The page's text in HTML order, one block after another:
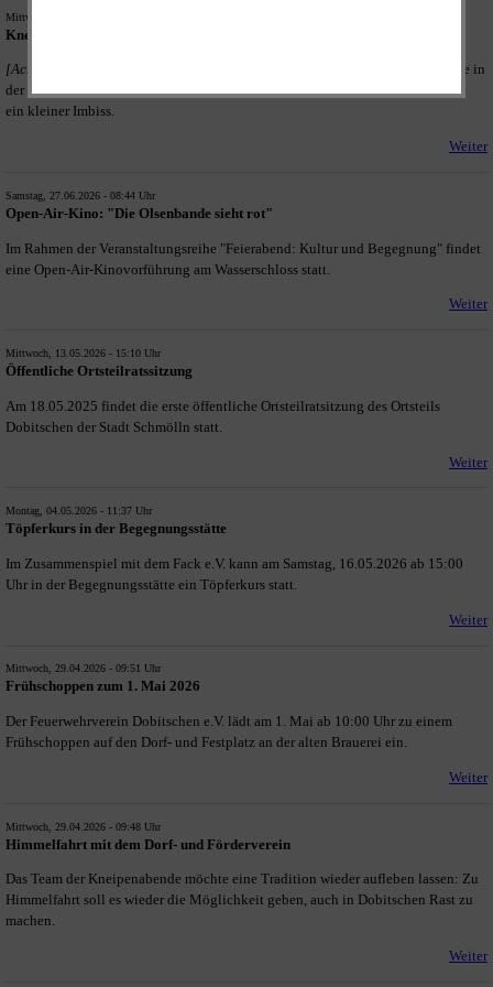
Mittwoch, 01.07.2026 - 14:35 Uhr
Kneipenabend des Dorf- und Förderverein
[Achtung: verschoben]
Der Dorf- und Förderverein führt 2026 Kneipenabende in
der alten Brauerei durch. Gereicht werden kneipentypische Getränke und
ein kleiner Imbiss.
Weiter
Samstag, 27.06.2026 - 08:44 Uhr
Open-Air-Kino: "Die Olsenbande sieht rot"
Im Rahmen der Veranstaltungsreihe "Feierabend: Kultur und Begegnung" findet
eine Open-Air-Kinovorführung am Wasserschloss statt.
Weiter
Mittwoch, 13.05.2026 - 15:10 Uhr
Öffentliche Ortsteilratssitzung
Am 18.05.2025 findet die erste öffentliche Ortsteilratsitzung des Ortsteils
Dobitschen der Stadt Schmölln statt.
Weiter
Montag, 04.05.2026 - 11:37 Uhr
Töpferkurs in der Begegnungsstätte
Im Zusammenspiel mit dem Fack e.V. kann am Samstag, 16.05.2026 ab 15:00
Uhr in der Begegnungsstätte ein Töpferkurs statt.
Weiter
Mittwoch, 29.04.2026 - 09:51 Uhr
Frühschoppen zum 1. Mai 2026
Der Feuerwehrverein Dobitschen e.V. lädt am 1. Mai ab 10:00 Uhr zu einem
Frühschoppen auf den Dorf- und Festplatz an der alten Brauerei ein.
Weiter
Mittwoch, 29.04.2026 - 09:48 Uhr
Himmelfahrt mit dem Dorf- und Förderverein
Das Team der Kneipenabende möchte eine Tradition wieder aufleben lassen: Zu
Himmelfahrt soll es wieder die Möglichkeit geben, auch in Dobitschen Rast zu
machen.
Weiter